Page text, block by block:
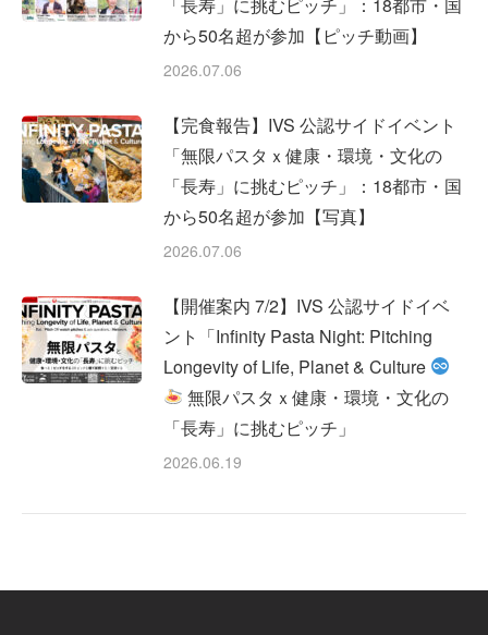
から50名超が参加【ピッチ動画】
2026.07.06
【完食報告】IVS 公認サイドイベント
「無限パスタｘ健康・環境・文化の
「長寿」に挑むピッチ」：18都市・国
から50名超が参加【写真】
2026.07.06
【開催案内 7/2】IVS 公認サイドイベ
ント「Infinity Pasta Night: Pitching
Longevity of Life, Planet & Culture
無限パスタｘ健康・環境・文化の
「長寿」に挑むピッチ」
2026.06.19